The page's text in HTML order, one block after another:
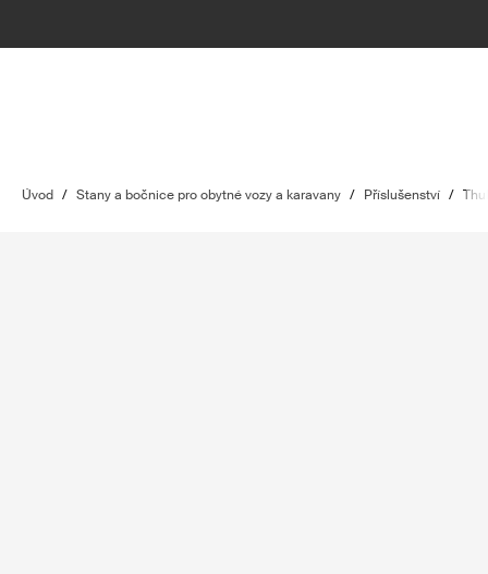
Úvod / Stany a bočnice pro obytné vozy a karavany / Příslušenství /